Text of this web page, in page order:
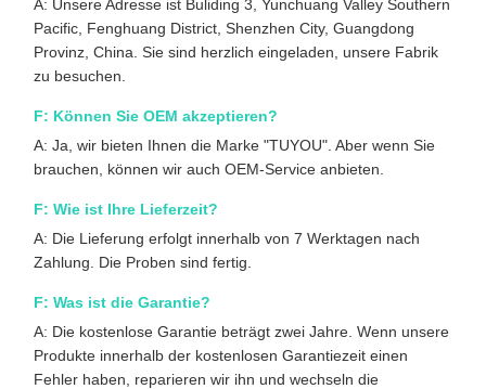
A: Unsere Adresse ist Buliding 3, Yunchuang Valley Southern
Pacific, Fenghuang District, Shenzhen City, Guangdong
Provinz, China. Sie sind herzlich eingeladen, unsere Fabrik
zu besuchen.
F: Können Sie OEM akzeptieren?
A: Ja, wir bieten Ihnen die Marke "TUYOU". Aber wenn Sie
brauchen, können wir auch OEM-Service anbieten.
F: Wie ist Ihre Lieferzeit?
A: Die Lieferung erfolgt innerhalb von 7 Werktagen nach
Zahlung. Die Proben sind fertig.
F: Was ist die Garantie?
A: Die kostenlose Garantie beträgt zwei Jahre. Wenn unsere
Produkte innerhalb der kostenlosen Garantiezeit einen
Fehler haben, reparieren wir ihn und wechseln die